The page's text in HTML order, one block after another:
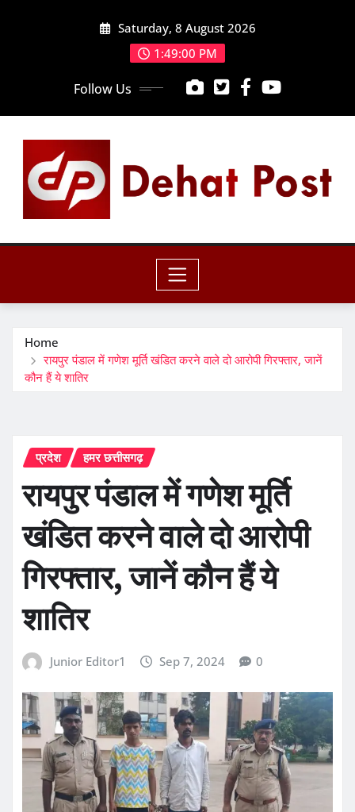
Saturday, 8 August 2026
1:49:02 PM
Follow Us
Home
रायपुर पंडाल में गणेश मूर्ति खंडित करने वाले दो आरोपी गिरफ्तार, जानें
कौन हैं ये शातिर
प्रदेश हमर छत्तीसगढ़
रायपुर पंडाल में गणेश मूर्ति
खंडित करने वाले दो आरोपी
गिरफ्तार, जानें कौन हैं ये
शातिर
Junior Editor1 Sep 7, 2024 0